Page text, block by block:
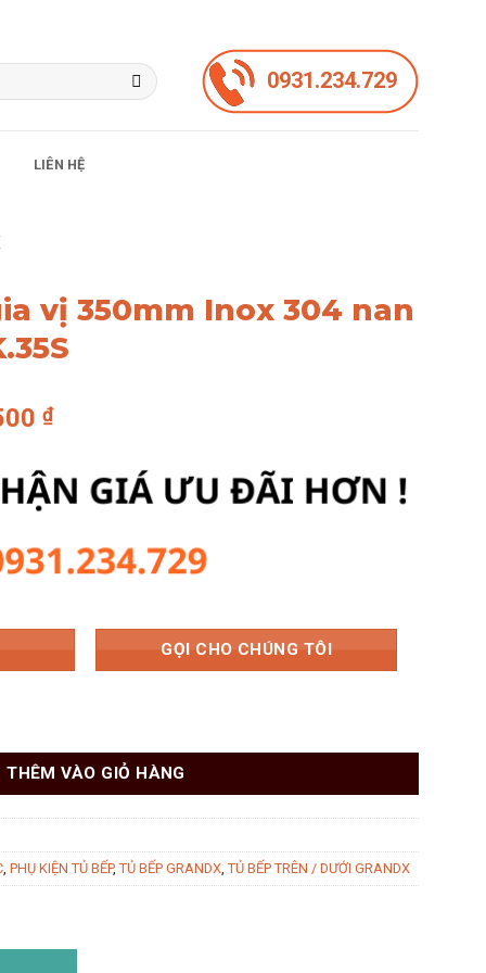
0931.234.729
LIÊN HỆ
vị 350mm Inox 304 nan
₫.
₫Giá
tại
là:
GỌI CHO CHÚNG TÔI
THÊM VÀO GIỎ HÀNG
PHỤ KIỆN TỦ BẾP, TỦ BẾP GRANDX TỦ BẾP TRÊN / DƯỚI GRANDX